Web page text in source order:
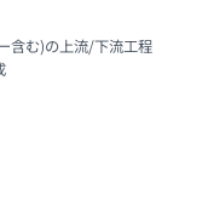
含む)の上流/下流工程